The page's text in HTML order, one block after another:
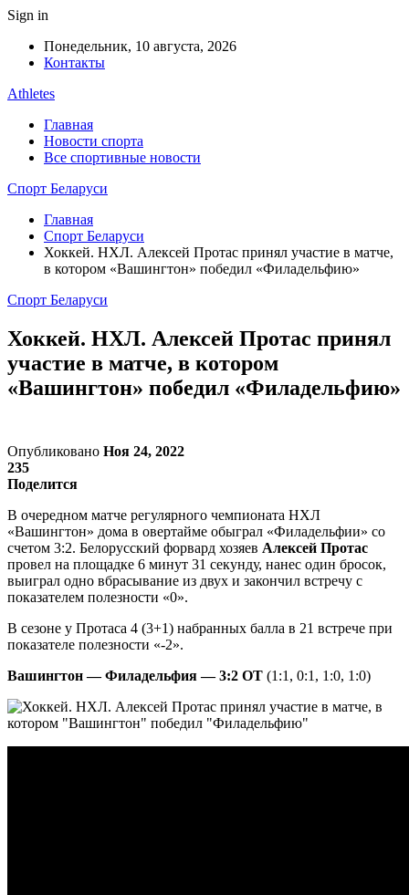
Sign in
Понедельник, 10 августа, 2026
Контакты
Athletes
Главная
Новости спорта
Все спортивные новости
Спорт Беларуси
Главная
Спорт Беларуси
Хоккей. НХЛ. Алексей Протас принял участие в матче,
в котором «Вашингтон» победил «Филадельфию»
Спорт Беларуси
Хоккей. НХЛ. Алексей Протас принял
участие в матче, в котором
«Вашингтон» победил «Филадельфию»
Опубликовано Ноя 24, 2022
235
Поделится
В очередном матче регулярного чемпионата НХЛ
«Вашингтон» дома в овертайме обыграл «Филадельфии» со
счетом 3:2. Белорусский форвард хозяев Алексей Протас
провел на площадке 6 минут 31 секунду, нанес один бросок,
выиграл одно вбрасывание из двух и закончил встречу с
показателем полезности «0».
В сезоне у Протаса 4 (3+1) набранных балла в 21 встрече при
показателе полезности «-2».
Вашингтон — Филадельфия — 3:2 ОТ (1:1, 0:1, 1:0, 1:0)